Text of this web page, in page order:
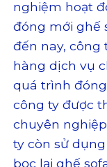
nghiệm hoạt
đóng mới ghế
đến nay, công
hàng dịch vụ
quá trình
công ty được
chuyên
ty còn sử
bọc lại ghế